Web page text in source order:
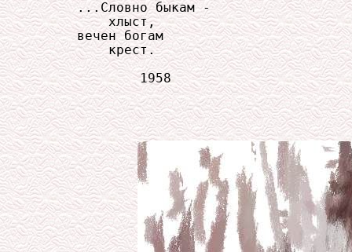
     ...Словно быкам -
         хлыст,
     вечен богам
         крест.
             1958